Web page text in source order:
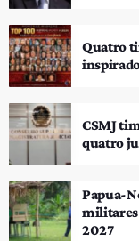
Quatro
CSMJ
quatro
Papua-
militares
2027